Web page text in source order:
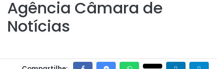
Agência Câmara de
Notícias